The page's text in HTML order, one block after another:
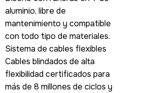
aluminio, libre de
mantenimiento y compatible
con todo tipo de materiales.
Sistema de cables flexibles
Cables blindados de alta
flexibilidad certificados para
más de 8 millones de ciclos y